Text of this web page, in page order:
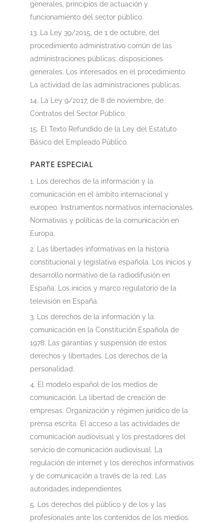
generales, principios de actuación y
funcionamiento del sector público.
La Ley 39/2015, de 1 de octubre, del
procedimiento administrativo común de las
administraciones públicas: disposiciones
generales. Los interesados en el procedimiento.
La actividad de las administraciones públicas.
La Ley 9/2017, de 8 de noviembre, de
Contratos del Sector Público.
El Texto Refundido de la Ley del Estatuto
Básico del Empleado Público.
PARTE ESPECIAL
Los derechos de la información y la
comunicación en el ámbito internacional y
europeo. Instrumentos normativos internacionales.
Normativas y políticas de la comunicación en
Europa.
Las libertades informativas en la historia
constitucional y legislativa española. Los inicios y
desarrollo normativo de la radiodifusión en
España. Los inicios y marco regulatorio de la
televisión en España.
Los derechos de la información y la
comunicación en la Constitución Española de
1978. Las garantías y suspensión de estos
derechos y libertades. Los derechos de la
personalidad.
El modelo español de los medios de
comunicación. La libertad de creación de
empresas. Organización y régimen jurídico de la
prensa escrita. El acceso a las actividades de
comunicación audiovisual y los prestadores del
servicio de comunicación audiovisual. La
regulación de internet y los derechos informativos
y de comunicación a través de la red. Las
autoridades independientes.
Los derechos del público y de los y las
profesionales ante los contenidos de los medios.